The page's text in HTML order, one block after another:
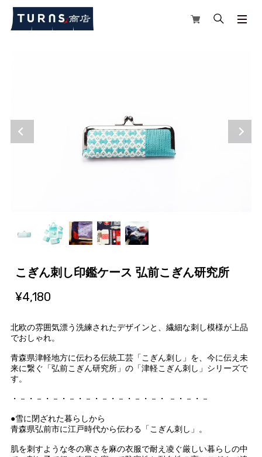
こぎん刺し印鑑ケース 弘前こぎん研究所
¥4,180
北欧の雰囲気漂う洗練されたデザインと、繊細な刺し模様が上品
でおしゃれ。
青森県津軽地方に伝わる伝統工芸「こぎん刺し」を、今に伝え未
来に繋ぐ「弘前こぎん研究所」の「津軽こぎん刺し」シリーズで
す。
・－・－・－・－・－・－・－・－・－・ －・－・－
●雪に閉ざれた暮らしから
青森県弘前市に江戸時代から伝わる「こぎん刺し」。
肌を刺すような冬の寒さを麻の衣服で耐え凌ぐ厳しい暮らしの中